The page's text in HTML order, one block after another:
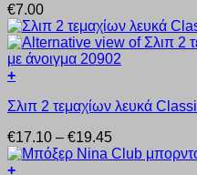
να
επιλεγούν
στη
σελίδα
του
προϊόντος
έχει
πολλαπλές
παραλλαγές.
Οι
επιλογές
να
στη
σελίδα
€7.00
+
το
έχει
πολλαπλές
Σλιπ 2 τεμαχίων λευκά
€17.10 – €19.45Price
range:
+